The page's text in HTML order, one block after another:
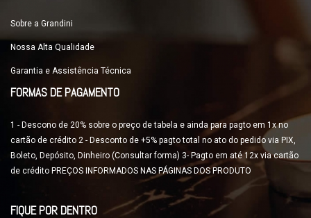
Sobre a Grandini
Nossa Alta Qualidade
Garantia e Assistência Técnica
FORMAS DE PAGAMENTO
1 - Descono de 20% sobre o preço de tabela e ainda para pagto em 1x no
cartão de crédito 2 - Desconto de +5% pagto total no ato do pedido via PIX,
Boleto, Depósito, Dinheiro (Consultar forma) 3- Pagto em até 12x via cartão
de crédito PREÇOS INFORMADOS NAS PÁGINAS DOS PRODUTO
FIQUE POR DENTRO